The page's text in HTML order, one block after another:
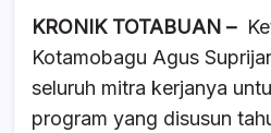
c
e
b
at
s
A
e
a
d
e
KRONIK TOTABUAN –
Kotamobagu Agus
seluruh mitra kerjanya
program yang disusun